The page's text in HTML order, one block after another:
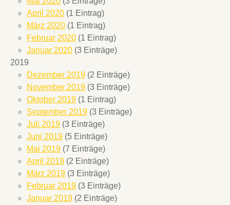
April 2020 (1 Eintrag)
März 2020 (1 Eintrag)
Februar 2020 (1 Eintrag)
Januar 2020 (3 Einträge)
2019
Dezember 2019 (2 Einträge)
November 2019 (3 Einträge)
Oktober 2019 (1 Eintrag)
September 2019 (3 Einträge)
Juli 2019 (3 Einträge)
Juni 2019 (5 Einträge)
Mai 2019 (7 Einträge)
April 2019 (2 Einträge)
März 2019 (3 Einträge)
Februar 2019 (3 Einträge)
Januar 2019 (2 Einträge)